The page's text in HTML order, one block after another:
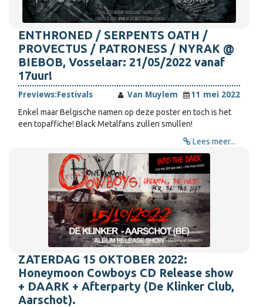
ENTHRONED / SERPENTS OATH /
PROVECTUS / PATRONESS / NYRAK @
BIEBOB, Vosselaar: 21/05/2022 vanaf
17uur!
Previews:Festivals Van Muylem
11 mei 2022
Enkel maar Belgische namen op deze poster en toch is het
een topaffiche! Black Metalfans zullen smullen!
Lees meer...
ZATERDAG 15 OKTOBER 2022:
Honeymoon Cowboys CD Release show
+ DAARK + Afterparty (De Klinker Club,
Aarschot).